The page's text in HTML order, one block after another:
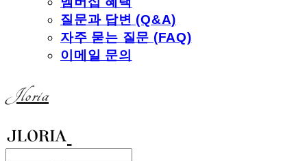
질문과 답변 (Q&A)
자주 묻는 질문 (FAQ)
이메일 문의
Jloria